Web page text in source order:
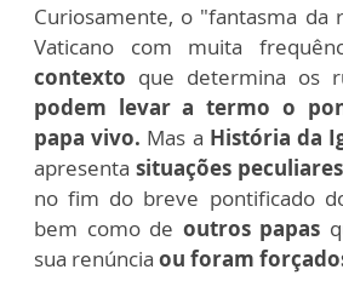
Curiosamente, o "fantasma da
Vaticano com muita
contexto que determina os
podem levar a termo o
papa vivo. Mas a História da
apresenta situações
no fim do breve pontificado
bem como de outros papas
sua renúncia ou foram